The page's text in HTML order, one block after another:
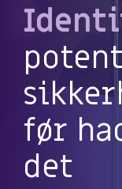
før
det